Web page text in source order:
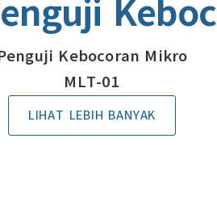
Kebocoran Mikro
MLT-01
LIHAT LEBIH BANYAK